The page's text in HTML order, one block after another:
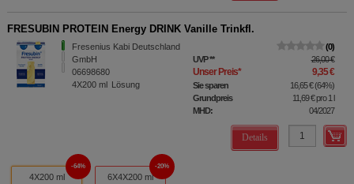
FRESUBIN PROTEIN Energy DRINK Vanille Trinkfl.
Fresenius Kabi Deutschland
GmbH
06698680
4X200 ml Lösung
0
UVP** 26,00 €
Unser Preis* 9,35 €
Sie sparen 16,65 €(64%)
Grundpreis
11,69 €pro 1 l
MHD:
04/2027
Details
4X200 ml
64%
6X4X200 ml
20%